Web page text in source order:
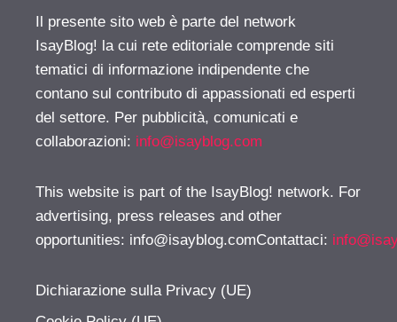
Il presente sito web è parte del network
IsayBlog! la cui rete editoriale comprende siti
tematici di informazione indipendente che
contano sul contributo di appassionati ed esperti
del settore. Per pubblicità, comunicati e
collaborazioni: info@isayblog.com
This website is part of the IsayBlog! network. For
advertising, press releases and other
opportunities: info@isayblog.comContattaci:
Dichiarazione sulla Privacy (UE)